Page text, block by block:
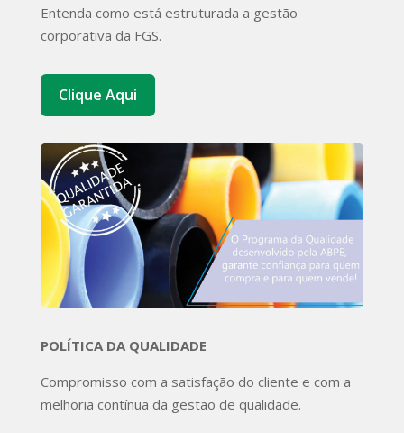
Entenda como está estruturada a gestão
corporativa da FGS.
Clique Aqui
POLÍTICA DA QUALIDADE
Compromisso com a satisfação do cliente e com a
melhoria contínua da gestão de qualidade.